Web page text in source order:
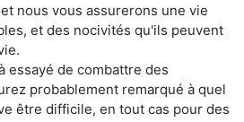
nous vous assurerons une vie
et des nocivités qu'ils peuvent
essayé de combattre des
probablement remarqué à quel
être difficile, en tout cas pour des